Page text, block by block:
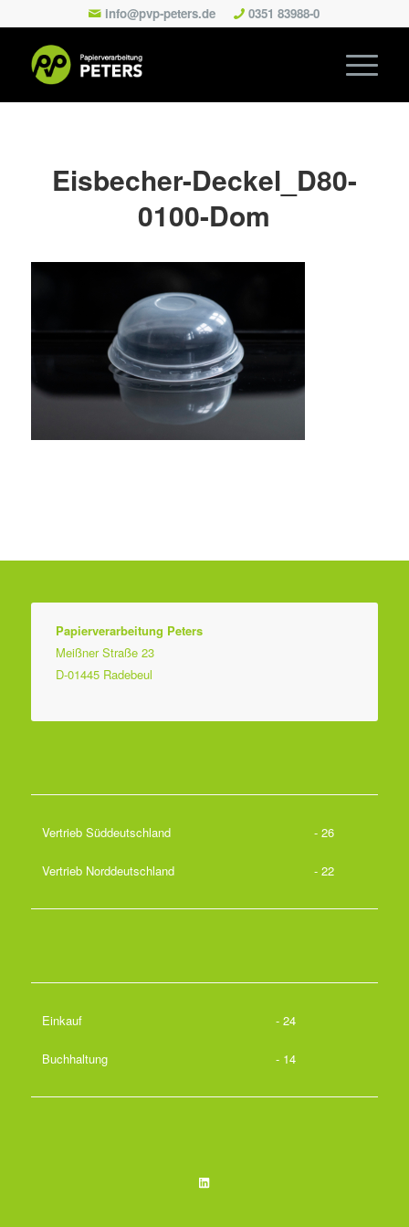
info@pvp-peters.de 0351 83988-0
Eisbecher-Deckel_D80-
0100-Dom
Papierverarbeitung Peters
Meißner Straße 23
D-01445 Radebeul
Vertrieb Süddeutschland - 26
Vertrieb Norddeutschland - 22
Einkauf - 24
Buchhaltung - 14
LinkedIn